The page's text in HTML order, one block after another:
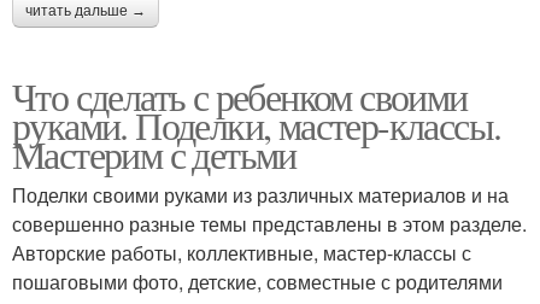
читать дальше →
Что сделать с ребенком своими
руками. Поделки, мастер-классы.
Мастерим с детьми
Поделки своими руками из различных материалов и на
совершенно разные темы представлены в этом разделе.
Авторские работы, коллективные, мастер-классы с
пошаговыми фото, детские, совместные с родителями